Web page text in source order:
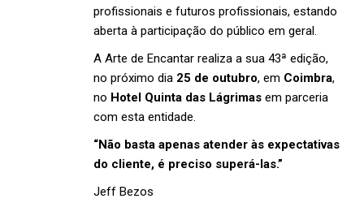
profissionais e futuros profissionais, estando
aberta à participação do público em geral.
A Arte de Encantar realiza a sua 43ª edição,
no próximo dia 25 de outubro, em Coimbra,
no Hotel Quinta das Lágrimas em parceria
com esta entidade.
“Não basta apenas atender às expectativas
do cliente, é preciso superá-las.”
Jeff Bezos